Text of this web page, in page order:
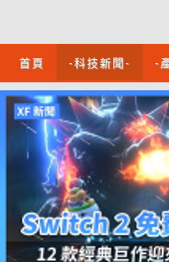
首頁 -科技新聞- -